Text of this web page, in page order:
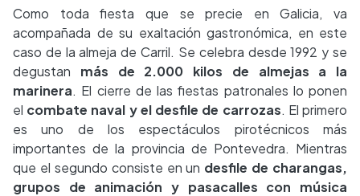
Como toda fiesta que se precie en Galicia, va
acompañada de su exaltación gastronómica, en este
caso de la almeja de Carril. Se celebra desde 1992 y se
degustan más de 2.000 kilos de almejas a la
marinera. El cierre de las fiestas patronales lo ponen
el combate naval y el desfile de carrozas. El primero
es uno de los espectáculos pirotécnicos más
importantes de la provincia de Pontevedra. Mientras
que el segundo consiste en un desfile de charangas,
grupos de animación y pasacalles con música